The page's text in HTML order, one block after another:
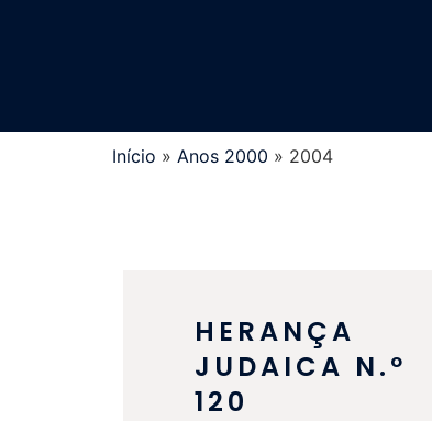
Início » Anos 2000 » 2004
HERANÇA
JUDAICA N.º
120